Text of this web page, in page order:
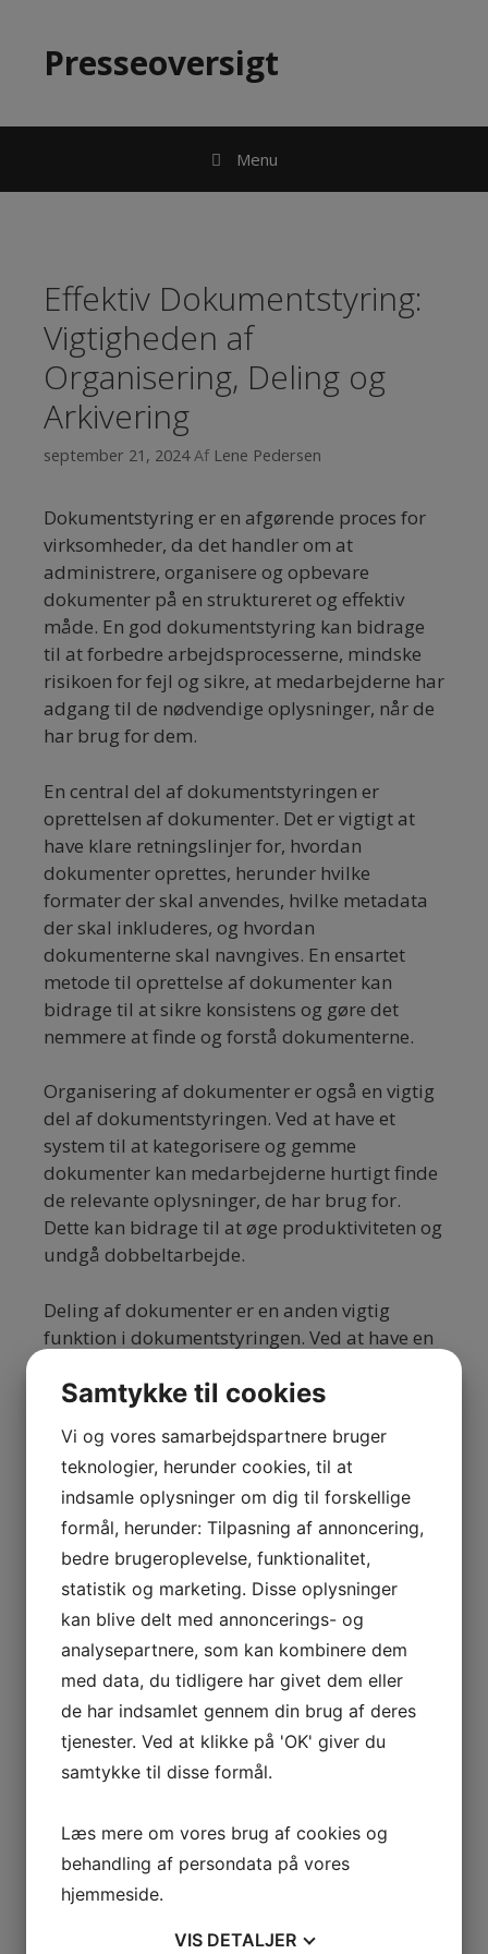
Presseoversigt
Menu
Effektiv Dokumentstyring:
Vigtigheden af
Organisering, Deling og
Arkivering
september 21, 2024 Af Lene Pedersen
Dokumentstyring er en afgørende proces for
virksomheder, da det handler om at
administrere, organisere og opbevare
dokumenter på en struktureret og effektiv
måde. En god dokumentstyring kan bidrage
til at forbedre arbejdsprocesserne, mindske
risikoen for fejl og sikre, at medarbejderne har
adgang til de nødvendige oplysninger, når de
har brug for dem.
En central del af dokumentstyringen er
oprettelsen af dokumenter. Det er vigtigt at
have klare retningslinjer for, hvordan
dokumenter oprettes, herunder hvilke
formater der skal anvendes, hvilke metadata
der skal inkluderes, og hvordan
dokumenterne skal navngives. En ensartet
metode til oprettelse af dokumenter kan
bidrage til at sikre konsistens og gøre det
nemmere at finde og forstå dokumenterne.
Organisering af dokumenter er også en vigtig
del af dokumentstyringen. Ved at have et
system til at kategorisere og gemme
dokumenter kan medarbejderne hurtigt finde
de relevante oplysninger, de har brug for.
Dette kan bidrage til at øge produktiviteten og
undgå dobbeltarbejde.
Deling af dokumenter er en anden vigtig
funktion i dokumentstyringen. Ved at have en
internt i virksomheden kan medarbejderne
adgang til de seneste versioner af
dokumenterne.
Endelig er arkivering af dokumenter
afgørende for god dokumentstyring. Ved at
have klare retningslinjer for, hvordan
dokumenter skal arkiveres, herunder hvilke
filstrukturen der skal anvendes, hvor længe
dokumenterne skal opbevares, og hvordan de
skal slettes, kan virksomheder sikre, at de
overholder gældende regler og standarder.
Samlet set erdokumentstyring
størrelse eller branche. Ved at investere i en
god dokumentstyringsløsning kan
virksomheder optimere deres
arbejdsprocesser, mindske risikoen for fejl og
sikre, at information bliver håndteret på en
Samtykke til cookies
Vi og vores samarbejdspartnere bruger
teknologier, herunder cookies, til at
indsamle oplysninger om dig til forskellige
formål, herunder: Tilpasning af annoncering,
bedre brugeroplevelse, funktionalitet,
statistik og marketing. Disse oplysninger
kan blive delt med annoncerings- og
analysepartnere, som kan kombinere dem
med data, du tidligere har givet dem eller
de har indsamlet gennem din brug af deres
tjenester. Ved at klikke på 'OK' giver du
samtykke til disse formål.
Læs mere om vores brug af cookies og
behandling af persondata på vores
hjemmeside.
VIS DETALJER